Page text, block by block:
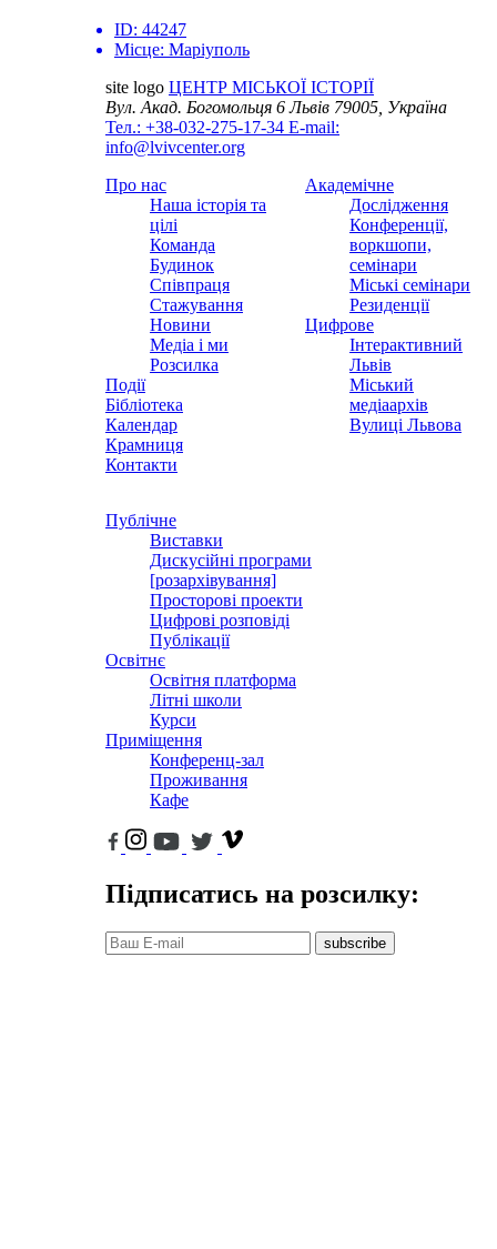
ID: 44247
Місце: Маріуполь
site logo ЦЕНТР МІСЬКОЇ ІСТОРІЇ
Вул. Акад. Богомольця 6Львів 79005, Україна
Тел.: +38-032-275-17-34 E-mail:
info@lvivcenter.org
Про нас
Наша історія та
цілі
Команда
Будинок
Співпраця
Стажування
Новини
Медіа і ми
Розсилка
Події
Бібліотека
Календар
Крамниця
Контакти
Академічне
Дослідження
Конференції,
воркшопи,
семінари
Міські семінари
Резиденції
Цифрове
Інтерактивний
Львів
Міський
медіаархів
Вулиці Львова
Публічне
Виставки
Дискусійні програми
[розархівування]
Просторові проекти
Цифрові розповіді
Публікації
Освітнє
Освітня платформа
Літні школи
Курси
Приміщення
Конференц-зал
Проживання
Кафе
Підписатись на розсилку:
subscribe